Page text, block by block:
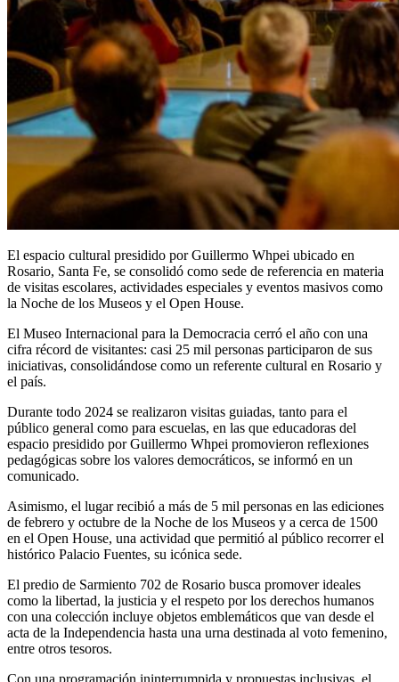
El espacio cultural presidido por Guillermo Whpei ubicado en
Rosario, Santa Fe, se consolidó como sede de referencia en materia
de visitas escolares, actividades especiales y eventos masivos como
la Noche de los Museos y el Open House.
El Museo Internacional para la Democracia cerró el año con una
cifra récord de visitantes: casi 25 mil personas participaron de sus
iniciativas, consolidándose como un referente cultural en Rosario y
el país.
Durante todo 2024 se realizaron visitas guiadas, tanto para el
público general como para escuelas, en las que educadoras del
espacio presidido por Guillermo Whpei promovieron reflexiones
pedagógicas sobre los valores democráticos, se informó en un
comunicado.
Asimismo, el lugar recibió a más de 5 mil personas en las ediciones
de febrero y octubre de la Noche de los Museos y a cerca de 1500
en el Open House, una actividad que permitió al público recorrer el
histórico Palacio Fuentes, su icónica sede.
El predio de Sarmiento 702 de Rosario busca promover ideales
como la libertad, la justicia y el respeto por los derechos humanos
con una colección incluye objetos emblemáticos que van desde el
acta de la Independencia hasta una urna destinada al voto femenino,
entre otros tesoros.
Con una programación ininterrumpida y propuestas inclusivas, el